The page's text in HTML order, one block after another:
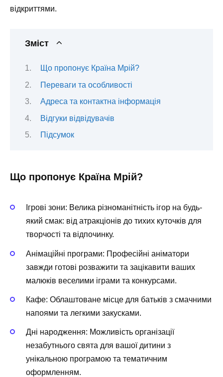
відкриттями.
Зміст
Що пропонує Країна Мрій?
Переваги та особливості
Адреса та контактна інформація
Відгуки відвідувачів
Підсумок
Що пропонує Країна Мрій?
Ігрові зони: Велика різноманітність ігор на будь-
який смак: від атракціонів до тихих куточків для
творчості та відпочинку.
Анімаційні програми: Професійні аніматори
завжди готові розважити та зацікавити ваших
малюків веселими іграми та конкурсами.
Кафе: Облаштоване місце для батьків з смачними
напоями та легкими закусками.
Дні народження: Можливість організації
незабутнього свята для вашої дитини з
унікальною програмою та тематичним
оформленням.